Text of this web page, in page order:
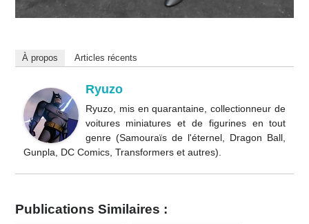
À propos Articles récents
Ryuzo
Ryuzo, mis en quarantaine, collectionneur de
voitures miniatures et de figurines en tout
genre (Samouraïs de l'éternel, Dragon Ball,
Gunpla, DC Comics, Transformers et autres).
Publications Similaires :